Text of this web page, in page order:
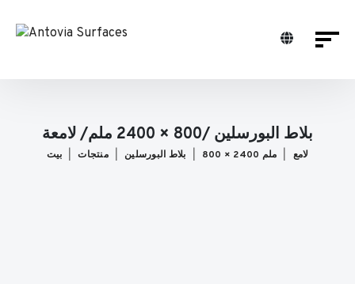
بلاط البورسلين /800 × 2400 ملم/ لامعة
بيت منتجات بلاط البورسلين 800 × 2400 ملم لامع